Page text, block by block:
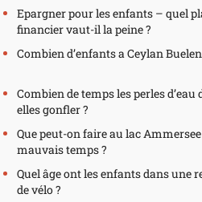
Epargner pour les enfants – quel
financier vaut-il la peine ?
Combien d’enfants a Ceylan
Combien de temps les perles d’eau
elles gonfler ?
Que peut-on faire au lac Ammersee
mauvais temps ?
Quel âge ont les enfants dans une
de vélo ?